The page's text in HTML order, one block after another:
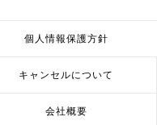
個人情報保護方針
キャンセルについて
会社概要